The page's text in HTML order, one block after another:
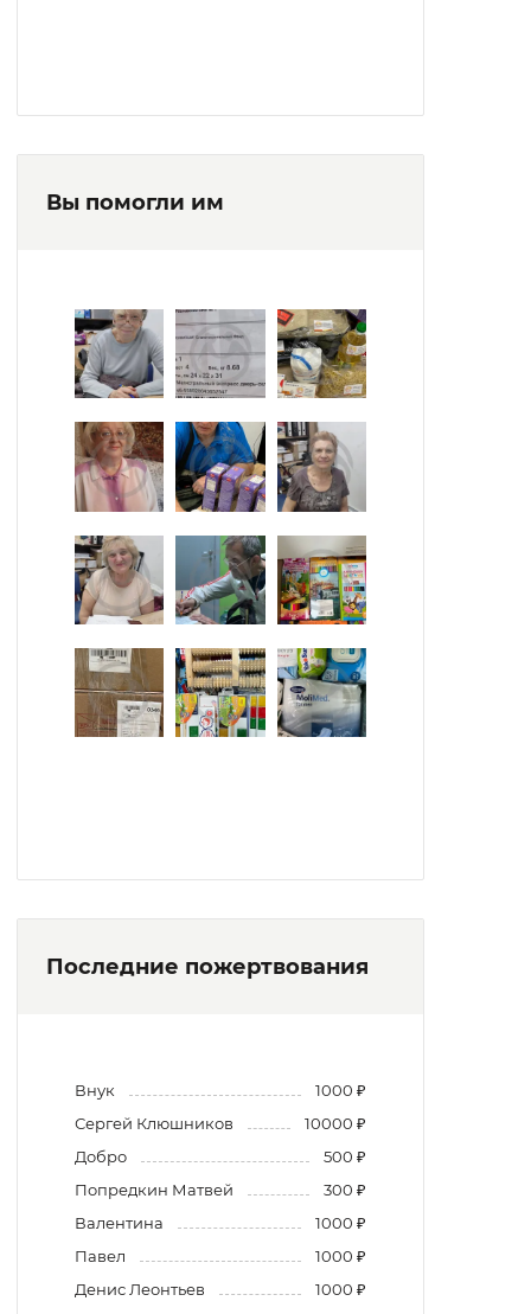
Вы помогли им
Последние пожертвования
Внук
1000 ₽
Сергей Клюшников
10000 ₽
Добро
500 ₽
Попредкин Матвей
300 ₽
Валентина
1000 ₽
Павел
1000 ₽
Денис Леонтьев
1000 ₽